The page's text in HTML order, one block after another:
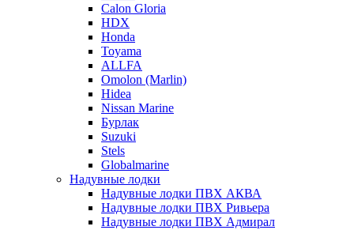
Calon Gloria
HDX
Honda
Toyama
ALLFA
Omolon (Marlin)
Hidea
Nissan Marine
Бурлак
Suzuki
Stels
Globalmarine
Надувные лодки
Надувные лодки ПВХ АКВА
Надувные лодки ПВХ Ривьера
Надувные лодки ПВХ Адмирал